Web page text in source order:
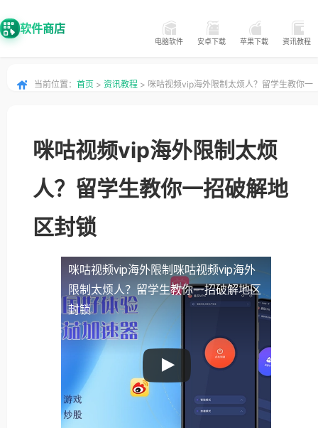
软件商店
电脑软件 安卓下载 苹果下载 资讯教程
当前位置： 首页 > 资讯教程 > 咪咕视频vip海外限制太烦人？留学生教你一
咪咕视频vip海外限制太烦
人？留学生教你一招破解地
区封锁
咪咕视频vip海外限制 咪咕视频vip海外
限制太烦人？留学生教你一招破解地区
封锁